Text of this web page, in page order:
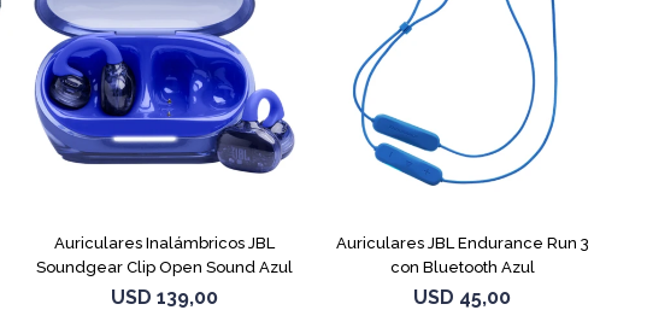
Auriculares Inalámbricos JBL
Soundgear Clip Open Sound Azul
USD 139,00
Auriculares JBL Endurance Run 3
con Bluetooth Azul
USD 45,00